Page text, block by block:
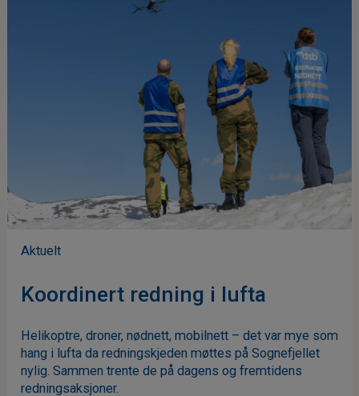
Aktuelt
Koordinert redning i lufta
Helikoptre, droner, nødnett, mobilnett – det var mye som
hang i lufta da redningskjeden møttes på Sognefjellet
nylig. Sammen trente de på dagens og fremtidens
redningsaksjoner.